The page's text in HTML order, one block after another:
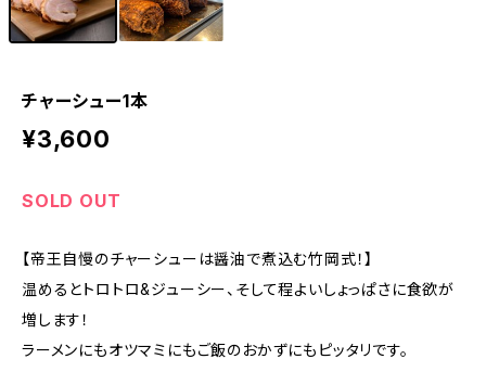
チャーシュー1本
¥3,600
SOLD OUT
【帝王自慢のチャーシューは醤油で煮込む竹岡式！】
温めるとトロトロ&ジューシー、そして程よいしょっぱさに食欲が
増します！
ラーメンにもオツマミにもご飯のおかずにもピッタリです。